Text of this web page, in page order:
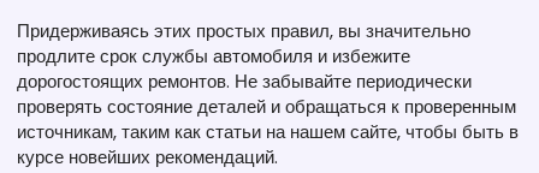
Придерживаясь этих простых правил, вы значительно
продлите срок службы автомобиля и избежите
дорогостоящих ремонтов. Не забывайте периодически
проверять состояние деталей и обращаться к проверенным
источникам, таким как статьи на нашем сайте, чтобы быть в
курсе новейших рекомендаций.